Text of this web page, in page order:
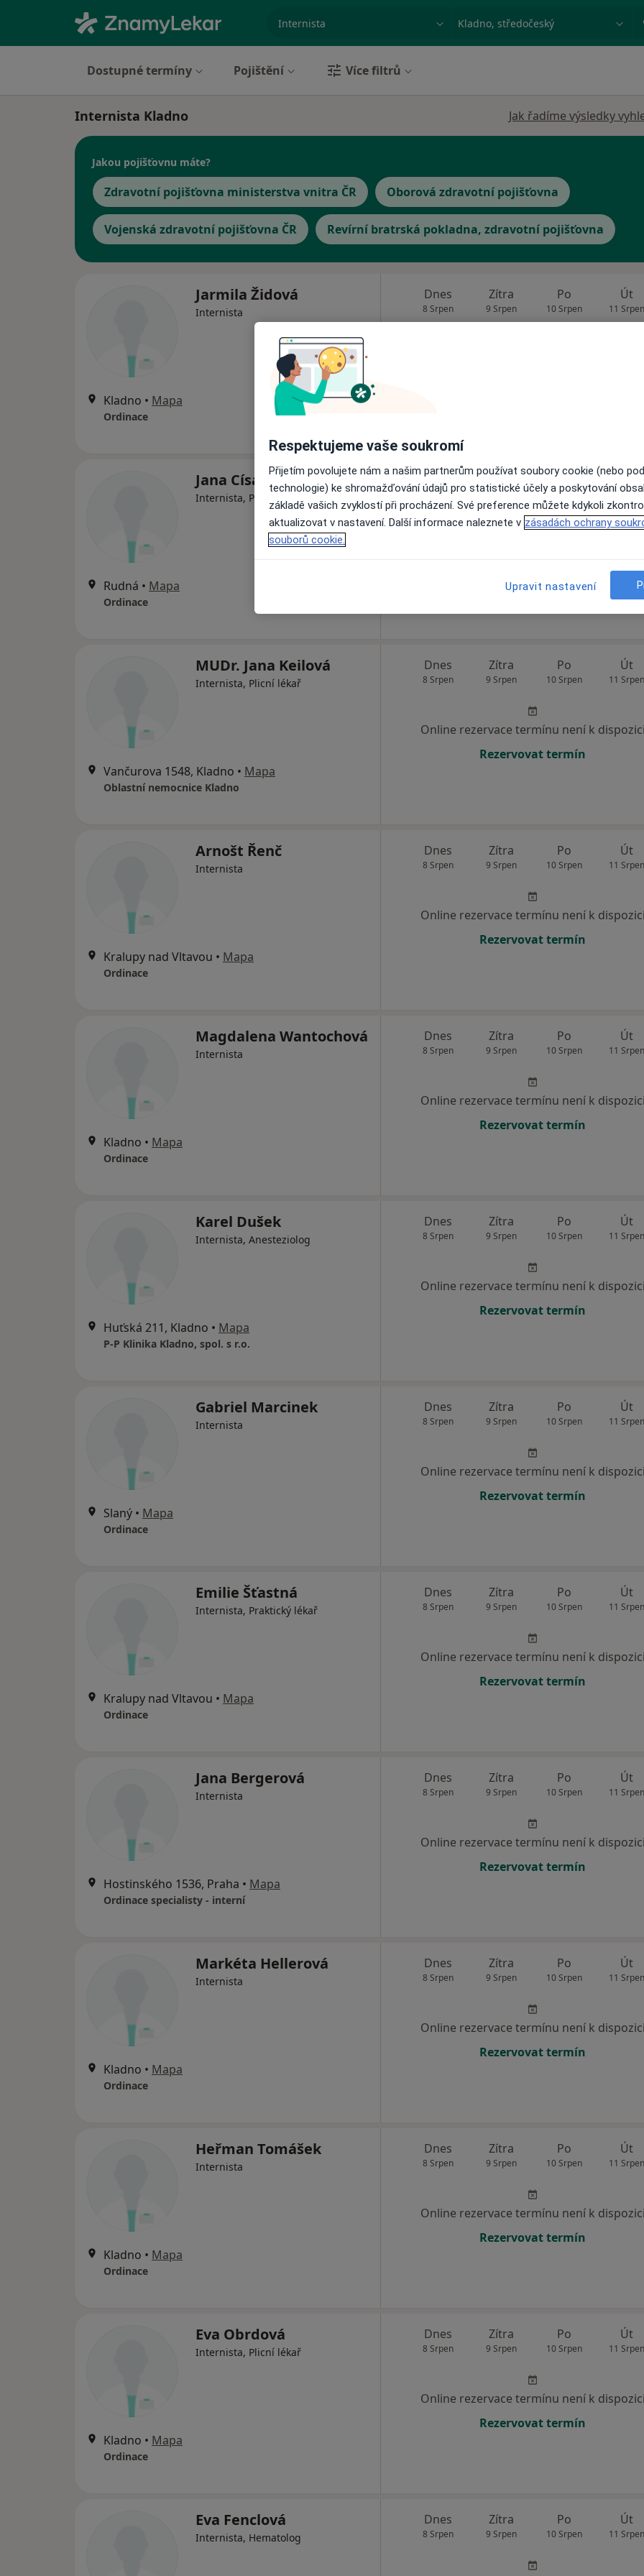
Město nebo region
Dostupné termíny Pojištění Více filtrů
Internista Kladno Jak řadíme výsledky
Jakou pojišťovnu máte?
Zdravotní pojišťovna ministerstva vnitra ČR Oborová zdravotní pojišťovna
Vojenská zdravotní pojišťovna ČR Revírní bratrská pokladna, zdravotní pojišťovna
Jarmila Židová
Internista
Kladno • Mapa
Ordinace
Dnes
8 Srpen
Zítra
9 Srpen
Po
10 Srpen
Út
11 Srpen
Jana Císařová
Internista, Praktický lékař
Rudná • Mapa
Ordinace
Dnes
8 Srpen
Zítra
9 Srpen
Po
10 Srpen
Út
11 Srpen
MUDr. Jana Keilová
Internista, Plicní lékař
Vančurova 1548, Kladno • Mapa
Oblastní nemocnice Kladno
Dnes
8 Srpen
Zítra
9 Srpen
Po
10 Srpen
Út
11 Srpen
Online rezervace termínu není k dispozici
Rezervovat termín
Arnošt Řenč
Internista
Kralupy nad Vltavou • Mapa
Ordinace
Dnes
8 Srpen
Zítra
9 Srpen
Po
10 Srpen
Út
11 Srpen
Online rezervace termínu není k dispozici
Rezervovat termín
Magdalena Wantochová
Internista
Kladno • Mapa
Ordinace
Dnes
8 Srpen
Zítra
9 Srpen
Po
10 Srpen
Út
11 Srpen
Online rezervace termínu není k dispozici
Rezervovat termín
Karel Dušek
Internista, Anesteziolog
Huťská 211, Kladno • Mapa
P-P Klinika Kladno, spol. s r.o.
Dnes
8 Srpen
Zítra
9 Srpen
Po
10 Srpen
Út
11 Srpen
Online rezervace termínu není k dispozici
Rezervovat termín
Gabriel Marcinek
Internista
Slaný • Mapa
Ordinace
Dnes
8 Srpen
Zítra
9 Srpen
Po
10 Srpen
Út
11 Srpen
Online rezervace termínu není k dispozici
Rezervovat termín
Emilie Šťastná
Internista, Praktický lékař
Kralupy nad Vltavou • Mapa
Ordinace
Dnes
8 Srpen
Zítra
9 Srpen
Po
10 Srpen
Út
11 Srpen
Online rezervace termínu není k dispozici
Rezervovat termín
Jana Bergerová
Internista
Hostinského 1536, Praha • Mapa
Ordinace specialisty - interní
Dnes
8 Srpen
Zítra
9 Srpen
Po
10 Srpen
Út
11 Srpen
Online rezervace termínu není k dispozici
Rezervovat termín
Markéta Hellerová
Internista
Kladno • Mapa
Ordinace
Dnes
8 Srpen
Zítra
9 Srpen
Po
10 Srpen
Út
11 Srpen
Online rezervace termínu není k dispozici
Rezervovat termín
Heřman Tomášek
Internista
Kladno • Mapa
Ordinace
Dnes
8 Srpen
Zítra
9 Srpen
Po
10 Srpen
Út
11 Srpen
Online rezervace termínu není k dispozici
Rezervovat termín
Eva Obrdová
Internista, Plicní lékař
Kladno • Mapa
Ordinace
Dnes
8 Srpen
Zítra
9 Srpen
Po
10 Srpen
Út
11 Srpen
Online rezervace termínu není k dispozici
Rezervovat termín
Eva Fenclová
Internista, Hematolog
Dnes
8 Srpen
Zítra
9 Srpen
Po
10 Srpen
Út
11 Srpen
Respektujeme vaše soukromí
Přijetím povolujete nám a našim partnerům používat soubory cookie (nebo
technologie) ke shromažďování údajů pro statistické účely a poskytování
základě vašich zvyklostí při procházení. Své preference můžete kdykoli
aktualizovat v nastavení. Další informace naleznete v zásadách ochrany
souborů cookie.
Upravit nastavení